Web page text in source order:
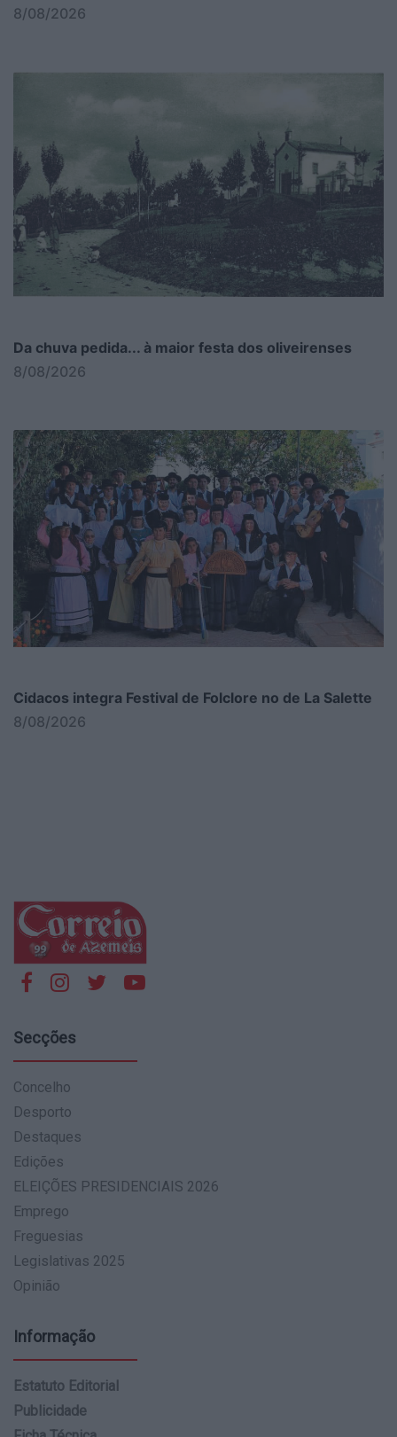
8/08/2026
Da chuva pedida... à maior festa dos oliveirenses
8/08/2026
Cidacos integra Festival de Folclore no de La Salette
8/08/2026
Secções
Concelho
Desporto
Destaques
Edições
ELEIÇÕES PRESIDENCIAIS 2026
Emprego
Freguesias
Legislativas 2025
Opinião
Informação
Estatuto Editorial
Publicidade